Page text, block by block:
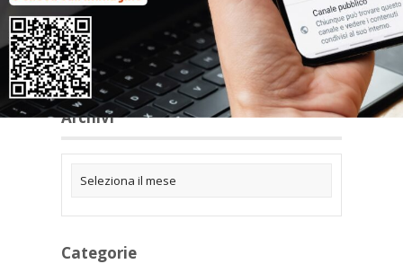
Articoli collegati
Archivi
Categorie